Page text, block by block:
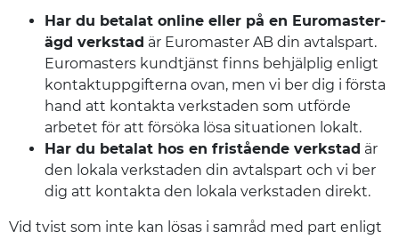
Har du betalat online eller på en Euromaster-
ägd verkstad är Euromaster AB din avtalspart.
Euromasters kundtjänst finns behjälplig enligt
kontaktuppgifterna ovan, men vi ber dig i första
hand att kontakta verkstaden som utförde
arbetet för att försöka lösa situationen lokalt.
Har du betalat hos en fristående verkstad är
den lokala verkstaden din avtalspart och vi ber
dig att kontakta den lokala verkstaden direkt.
Vid tvist som inte kan lösas i samråd med part enligt